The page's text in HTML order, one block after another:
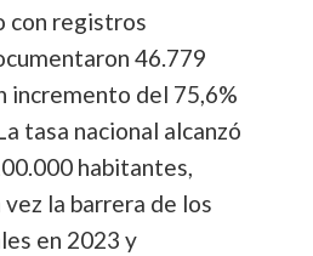
con registros
46.779
incremento del 75,6%
tasa nacional alcanzó
habitantes,
la barrera de los
en 2023 y